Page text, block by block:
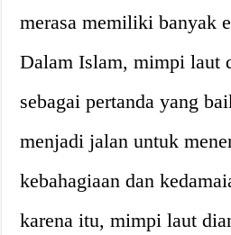
merasa memiliki banyak
Dalam Islam, mimpi laut
sebagai pertanda yang
menjadi jalan untuk
kebahagiaan dan
karena itu, mimpi laut